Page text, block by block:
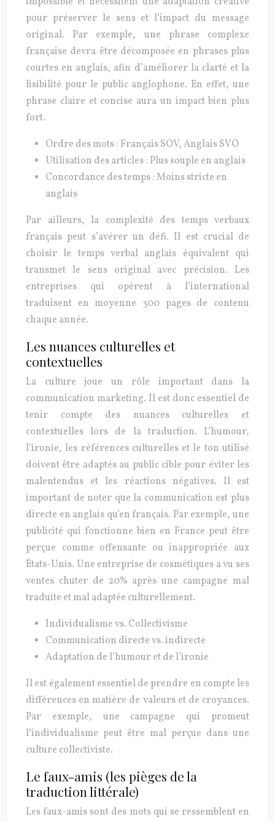
pour préserver le sens et l’impact du message
original. Par exemple, une phrase complexe
française devra être décomposée en phrases plus
courtes en anglais, afin d’améliorer la clarté et la
lisibilité pour le public anglophone. En effet, une
phrase claire et concise aura un impact bien plus
fort.
Ordre des mots : Français SOV, Anglais SVO
Utilisation des articles : Plus souple en anglais
Concordance des temps : Moins stricte en
anglais
Par ailleurs, la complexité des temps verbaux
français peut s’avérer un défi. Il est crucial de
choisir le temps verbal anglais équivalent qui
transmet le sens original avec précision. Les
entreprises qui opèrent à l’international
traduisent en moyenne 300 pages de contenu
chaque année.
Les nuances culturelles et
contextuelles
La culture joue un rôle important dans la
communication marketing. Il est donc essentiel de
tenir compte des nuances culturelles et
contextuelles lors de la traduction. L’humour,
l’ironie, les références culturelles et le ton utilisé
doivent être adaptés au public cible pour éviter les
malentendus et les réactions négatives. Il est
important de noter que la communication est plus
directe en anglais qu’en français. Par exemple, une
publicité qui fonctionne bien en France peut être
perçue comme offensante ou inappropriée aux
États-Unis. Une entreprise de cosmétiques a vu ses
ventes chuter de 20% après une campagne mal
traduite et mal adaptée culturellement.
Individualisme vs. Collectivisme
Communication directe vs. indirecte
Adaptation de l’humour et de l’ironie
Il est également essentiel de prendre en compte les
différences en matière de valeurs et de croyances.
Par exemple, une campagne qui promeut
l’individualisme peut être mal perçue dans une
culture collectiviste.
Le faux-amis (les pièges de la
traduction littérale)
Les faux-amis sont des mots qui se ressemblent en